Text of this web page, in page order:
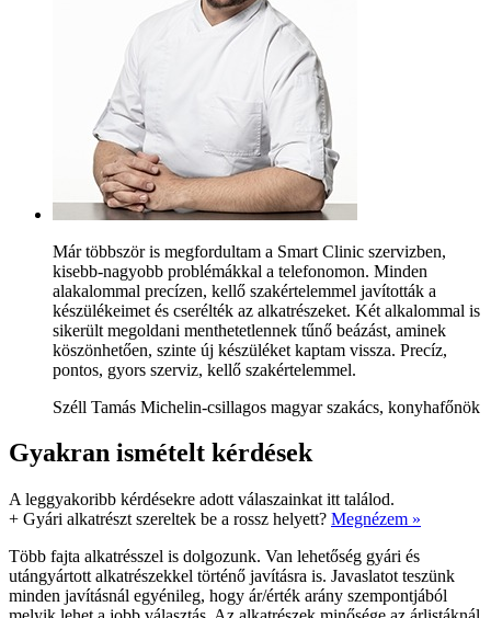
Már többször is megfordultam a Smart Clinic szervizben,
kisebb-nagyobb problémákkal a telefonomon. Minden
alakalommal precízen, kellő szakértelemmel javították a
készülékeimet és cserélték az alkatrészeket. Két alkalommal is
sikerült megoldani menthetetlennek tűnő beázást, aminek
köszönhetően, szinte új készüléket kaptam vissza. Precíz,
pontos, gyors szerviz, kellő szakértelemmel.
Széll Tamás Michelin-csillagos magyar szakács, konyhafőnök
Gyakran ismételt kérdések
A leggyakoribb kérdésekre adott válaszainkat itt találod.
+ Gyári alkatrészt szereltek be a rossz helyett? Megnézem »
Több fajta alkatrésszel is dolgozunk. Van lehetőség gyári és
utángyártott alkatrészekkel történő javításra is. Javaslatot teszünk
minden javításnál egyénileg, hogy ár/érték arány szempontjából